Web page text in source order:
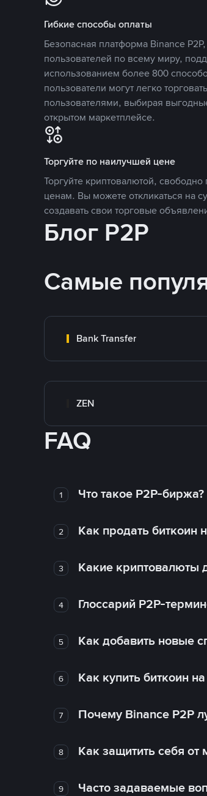
Гибкие способы оплаты
Безопасная платформа Binance
пользователей по всему миру,
использованием более 800
пользователи могут легко
пользователями, выбирая
открытом маркетплейсе.
Торгуйте по наилучшей цене
Торгуйте криптовалютой,
ценам. Вы можете откликаться на
создавать свои торговые
Блог P2P
Самые
Bank Transfer
ZEN
FAQ
1 Что такое P2P-биржа?
2 Как продать биткоин
3 Какие криптовалюты
4 Глоссарий P2P-
5 Как добавить новые
6 Как купить биткоин
7 Почему Binance P2P
8 Как защитить себя
9 Часто задаваемые